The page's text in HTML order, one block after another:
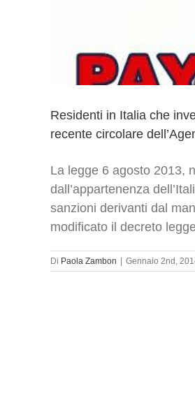
Residenti in Italia che
recente circolare
La legge 6 agosto 2013,
dall’appartenenza
sanzioni derivanti dal
modificato il decreto
Di Paola Zambon | Gennaio 2nd,